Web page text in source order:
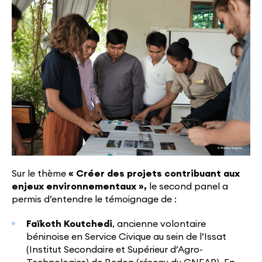
Sur le thème « Créer des projets contribuant aux
enjeux environnementaux », le second panel a
permis d’entendre le témoignage de :
Faïkoth Koutchedi, ancienne volontaire
béninoise en Service Civique au sein de l’Issat
(Institut Secondaire et Supérieur d’Agro-